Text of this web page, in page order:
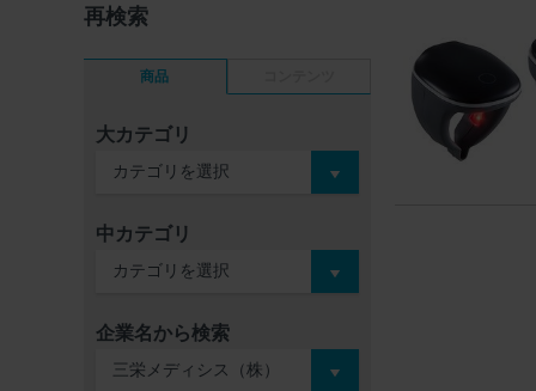
再検索
商品
大カテゴリ
中カテゴリ
企業名から検索